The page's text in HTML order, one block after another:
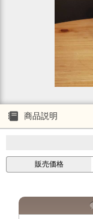
商品説明
販売価格